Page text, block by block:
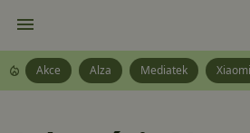
Akce Alza Mediatek Xiaomi